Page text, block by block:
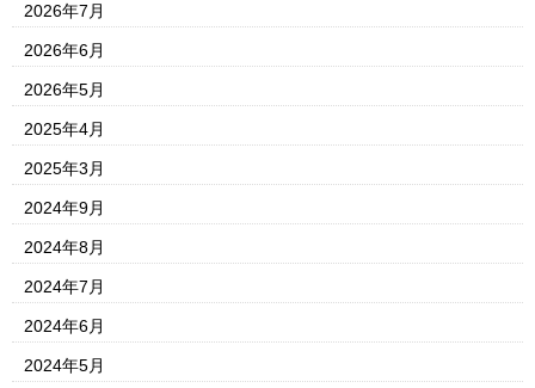
2026年7月
2026年6月
2026年5月
2025年4月
2025年3月
2024年9月
2024年8月
2024年7月
2024年6月
2024年5月